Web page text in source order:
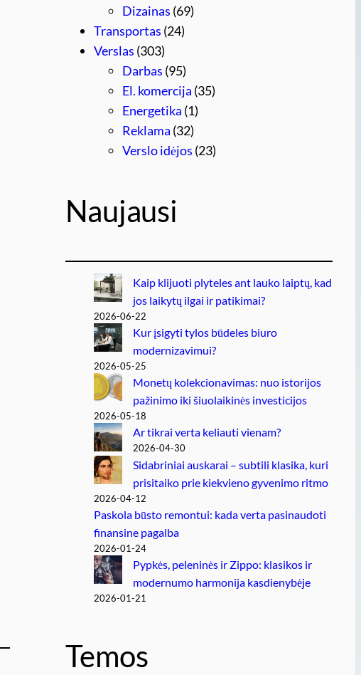
Dizainas (69)
Transportas (24)
Verslas (303)
Darbas (95)
El. komercija (35)
Energetika (1)
Reklama (32)
Verslo idėjos (23)
Naujausi
Kaip klijuoti plyteles ant lauko laiptų, kad
jos laikytų ilgai ir patikimai?
2026-06-22
Kur įsigyti tylos būdeles biuro
modernizavimui?
2026-05-25
Monetų kolekcionavimas: nuo istorijos
pažinimo iki šiuolaikinės investicijos
2026-05-18
Ar tikrai verta keliauti vienam?
2026-04-30
Sidabriniai auskarai – subtili klasika, kuri
prisitaiko prie kiekvieno gyvenimo ritmo
2026-04-12
Paskola būsto remontui: kada verta pasinaudoti
finansine pagalba
2026-01-24
Pypkės, peleninės ir Zippo: klasikos ir
modernumo harmonija kasdienybėje
2026-01-21
Temos